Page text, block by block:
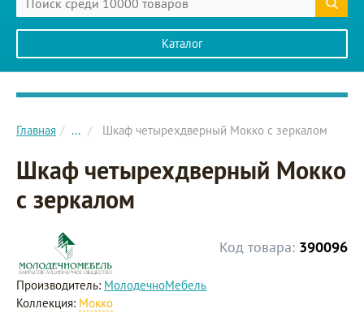
Каталог
Главное меню сайта
Главная ... Шкаф четырехдверный Мокко с зеркалом
Шкаф четырехдверный Мокко
с зеркалом
Код товара: 390096
Производитель: МолодечноМебель
Коллекция: Мокко